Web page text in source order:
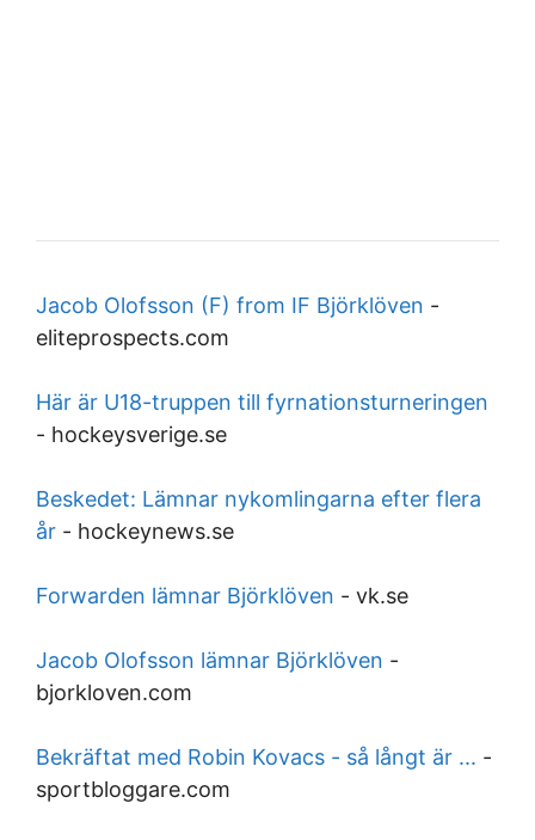
Jacob Olofsson (F) from IF Björklöven -
eliteprospects.com
Här är U18-truppen till fyrnationsturneringen
- hockeysverige.se
Beskedet: Lämnar nykomlingarna efter flera
år - hockeynews.se
Forwarden lämnar Björklöven - vk.se
Jacob Olofsson lämnar Björklöven -
bjorkloven.com
Bekräftat med Robin Kovacs - så långt är ... -
sportbloggare.com